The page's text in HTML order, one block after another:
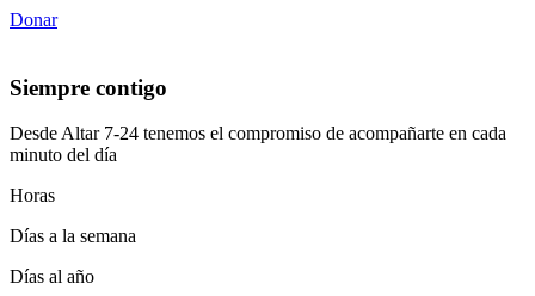
Donar
Siempre contigo
Desde Altar 7-24 tenemos el compromiso de acompañarte en cada
minuto del día
Horas
Días a la semana
Días al año